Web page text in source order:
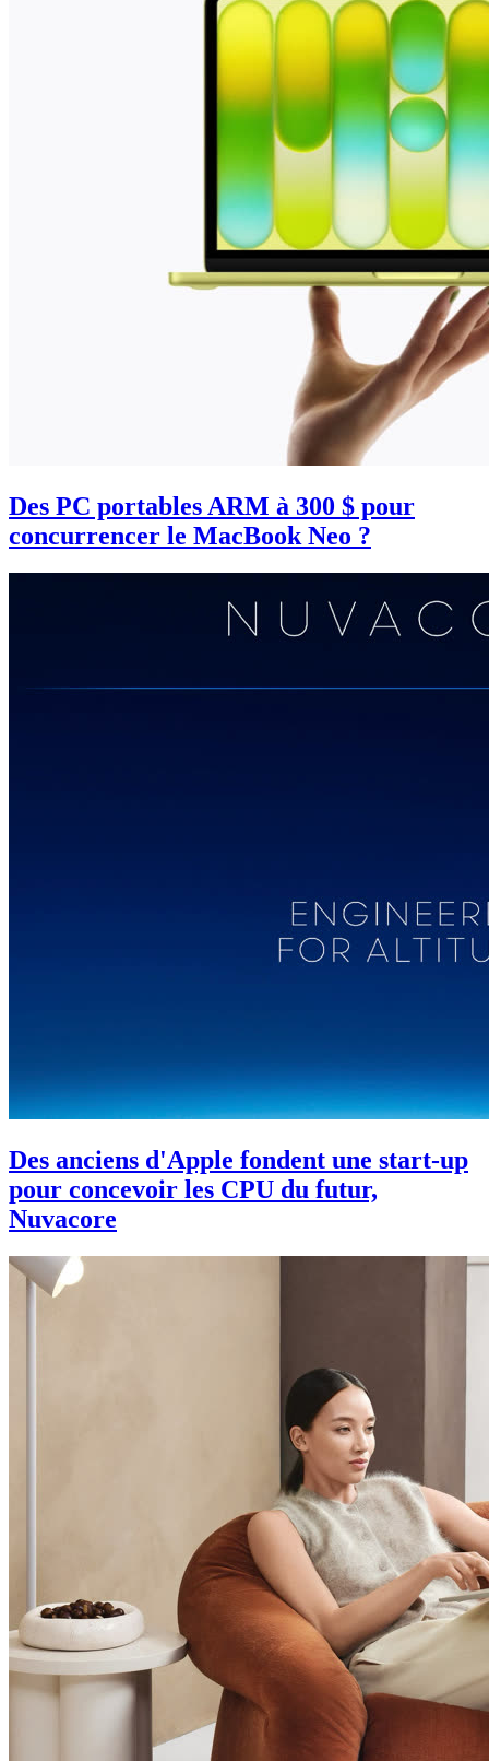
Des PC portables ARM à 300 $ pour
concurrencer le MacBook Neo ?
Des anciens d'Apple fondent une start-up
pour concevoir les CPU du futur,
Nuvacore